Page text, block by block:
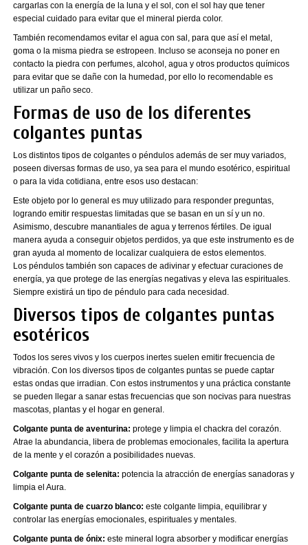
cargarlas con la energía de la luna y el sol, con el sol hay que tener
especial cuidado para evitar que el mineral pierda color.
También recomendamos evitar el agua con sal, para que así el metal,
goma o la misma piedra se estropeen. Incluso se aconseja no poner en
contacto la piedra con perfumes, alcohol, agua y otros productos químicos
para evitar que se dañe con la humedad, por ello lo recomendable es
utilizar un paño seco.
Formas de uso de los diferentes
colgantes puntas
Los distintos tipos de colgantes o péndulos además de ser muy variados,
poseen diversas formas de uso, ya sea para el mundo esotérico, espiritual
o para la vida cotidiana, entre esos uso destacan:
Este objeto por lo general es muy utilizado para responder preguntas,
logrando emitir respuestas limitadas que se basan en un sí y un no.
Asimismo, descubre manantiales de agua y terrenos fértiles. De igual
manera ayuda a conseguir objetos perdidos, ya que este instrumento es de
gran ayuda al momento de localizar cualquiera de estos elementos.
Los péndulos también son capaces de adivinar y efectuar curaciones de
energía, ya que protege de las energías negativas y eleva las espirituales.
Siempre existirá un tipo de péndulo para cada necesidad.
Diversos tipos de colgantes puntas
esotéricos
Todos los seres vivos y los cuerpos inertes suelen emitir frecuencia de
vibración. Con los diversos tipos de colgantes puntas se puede captar
estas ondas que irradian. Con estos instrumentos y una práctica constante
se pueden llegar a sanar estas frecuencias que son nocivas para nuestras
mascotas, plantas y el hogar en general.
Colgante punta de aventurina: protege y limpia el chackra del corazón.
Atrae la abundancia, libera de problemas emocionales, facilita la apertura
de la mente y el corazón a posibilidades nuevas.
Colgante punta de selenita: potencia la atracción de energías sanadoras y
limpia el Aura.
Colgante punta de cuarzo blanco: este colgante limpia, equilibrar y
controlar las energías emocionales, espirituales y mentales.
Colgante punta de ónix: este mineral logra absorber y modificar energías